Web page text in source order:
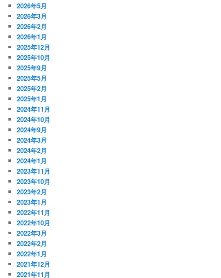
2026年5月
2026年3月
2026年2月
2026年1月
2025年12月
2025年10月
2025年9月
2025年5月
2025年2月
2025年1月
2024年11月
2024年10月
2024年9月
2024年3月
2024年2月
2024年1月
2023年11月
2023年10月
2023年2月
2023年1月
2022年11月
2022年10月
2022年3月
2022年2月
2022年1月
2021年12月
2021年11月